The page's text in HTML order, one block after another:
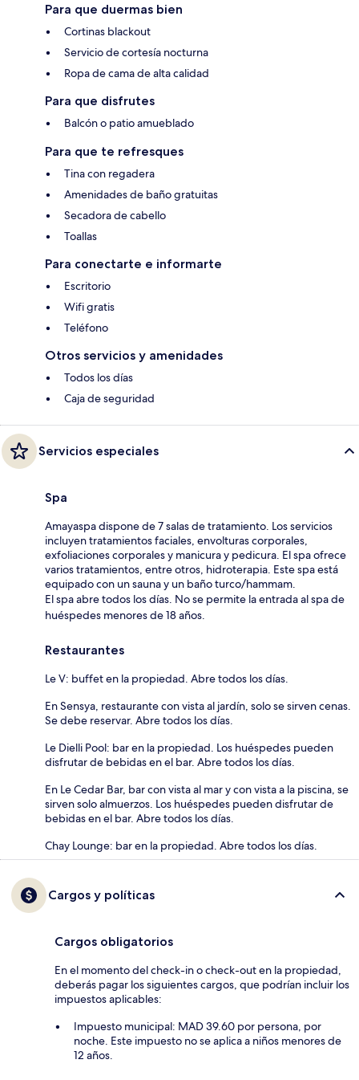
Para que duermas bien
Cortinas blackout
Servicio de cortesía nocturna
Ropa de cama de alta calidad
Para que disfrutes
Balcón o patio amueblado
Para que te refresques
Tina con regadera
Amenidades de baño gratuitas
Secadora de cabello
Toallas
Para conectarte e informarte
Escritorio
Wifi gratis
Teléfono
Otros servicios y amenidades
Todos los días
Caja de seguridad
Servicios especiales
Spa
Amayaspa dispone de 7 salas de tratamiento. Los servicios
incluyen tratamientos faciales, envolturas corporales,
exfoliaciones corporales y manicura y pedicura. El spa ofrece
varios tratamientos, entre otros, hidroterapia. Este spa está
equipado con un sauna y un baño turco/hammam.
El spa abre todos los días. No se permite la entrada al spa de
huéspedes menores de 18 años.
Restaurantes
Le V: buffet en la propiedad. Abre todos los días.
En Sensya, restaurante con vista al jardín, solo se sirven cenas.
Se debe reservar. Abre todos los días.
Le Dielli Pool: bar en la propiedad. Los huéspedes pueden
disfrutar de bebidas en el bar. Abre todos los días.
En Le Cedar Bar, bar con vista al mar y con vista a la piscina, se
sirven solo almuerzos. Los huéspedes pueden disfrutar de
bebidas en el bar. Abre todos los días.
Chay Lounge: bar en la propiedad. Abre todos los días.
Cargos y políticas
Cargos obligatorios
En el momento del check-in o check-out en la propiedad,
deberás pagar los siguientes cargos, que podrían incluir los
impuestos aplicables:
Impuesto municipal: MAD 39.60 por persona, por
noche. Este impuesto no se aplica a niños menores de
12 años.